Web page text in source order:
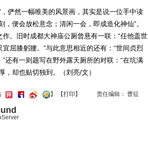
然一幅唯美的风景画，其实是说一位手中读
便会放松意念；清闲一会，即成造化神仙”。
。旧时成都大神庙公厕曾悬有一联：“任他盖世
屈膝躬腰。”与此意思相近的还有：“世间贞烈
还有一则题写在野外露天厕所的对联：“在坑满
，却也贴切独到。（刘亮/文）
】 【打印 】 责任编辑： 曹征